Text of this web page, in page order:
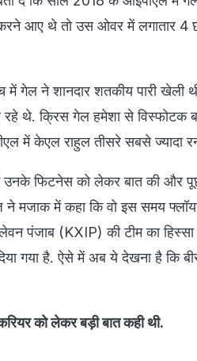
आए थे तो उस ओवर में लगातार 4
में गेल ने शानदार शतकीय पारी खेली
थे. क्रिस गेल हमेशा से विस्फोटक
में केएल राहुल तीसरे सबसे ज्यादा
फिटनेस को लेकर बात की और
ने मजाक में कहा कि वो इस समय
पंजाब (KXIP) की टीम का
गया है. ऐसे में अब ये देखना है कि
को लेकर बड़ी बात कही थी.